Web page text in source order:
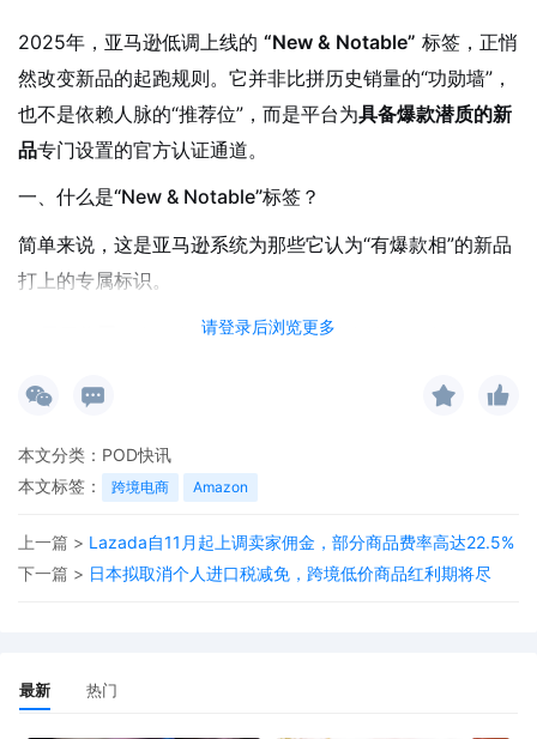
请登录后浏览更多
2025年，亚马逊低调上线的 “New & Notable” 标签，正悄
然改变新品的起跑规则。它并非比拼历史销量的“功勋墙”，
也不是依赖人脉的“推荐位”，而是平台为具备爆款潜质的新
品专门设置的官方认证通道。
一、什么是“New & Notable”标签？
简单来说，这是亚马逊系统为那些它认为“有爆款相”的新品
打上的专属标识。
：出现在商品前台页面、搜索结果及分类页面。
：带有该标签的商品将获得更高的曝光权重与点
击信任，是系统级的“潜力认证”。
定位差异：它与综合表现的
焦于新品阶段的成长性，是平台对新品潜力的早期投资。
二、标签获取逻辑：亚马逊看好什么样的新品？
“New & Notable”并非由人工审核，而是基于亚马逊的一套
产品创新度
本文分类： POD快讯
本文标签：
跨境电商 Amazon
上一篇 > Lazada自11月起上调卖家佣金，部分商品费率高达22.5%
下一篇 > 日本拟取消个人进口税减免，跨境低价商品红利期将尽
最新 热门